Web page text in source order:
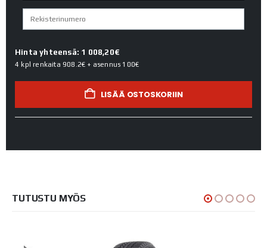
Hinta yhteensä: 1 008,20€
4 kpl renkaita 908.2€ + asennus 100€
LISÄÄ OSTOSKORIIN
TUTUSTU MYÖS